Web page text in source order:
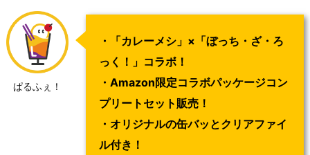
ぱるふぇ！
・「カレーメシ」×「ぼっち・ざ・ろ
っく！」コラボ！
・Amazon限定コラボパッケージコン
プリートセット販売！
・オリジナルの缶バッとクリアファイ
ル付き！